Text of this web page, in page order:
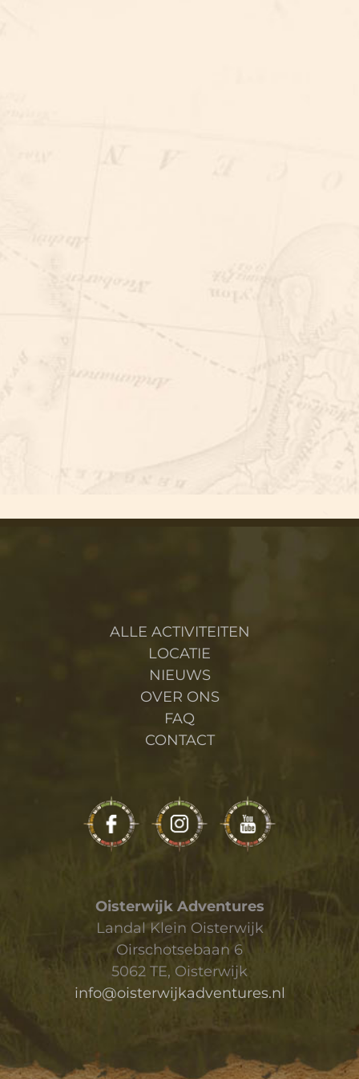
RESTAURANT LAGO
ALLE ACTIVITEITEN
LOCATIE
NIEUWS
OVER ONS
FAQ
CONTACT
Oisterwijk Adventures
Landal Klein Oisterwijk
Oirschotsebaan 6
5062 TE, Oisterwijk
info@oisterwijkadventures.nl